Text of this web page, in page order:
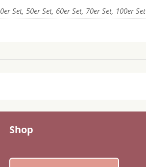
Set, 50er Set, 60er Set, 70er Set, 100er Set
Shop